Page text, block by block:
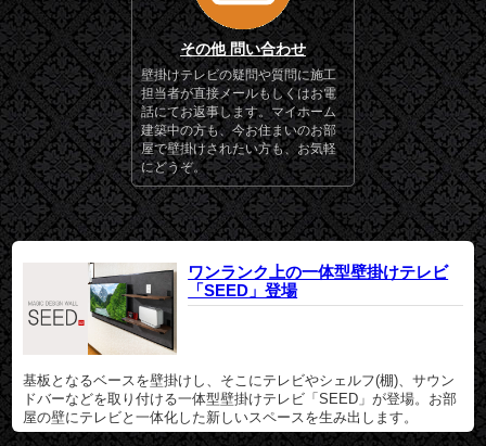
その他 問い合わせ
壁掛けテレビの疑問や質問に施工
担当者が直接メールもしくはお電
話にてお返事します。マイホーム
建築中の方も、今お住まいのお部
屋で壁掛けされたい方も、お気軽
にどうぞ。
ワンランク上の一体型壁掛けテレビ
「SEED」登場
基板となるベースを壁掛けし、そこにテレビやシェルフ(棚)、サウン
ドバーなどを取り付ける一体型壁掛けテレビ「SEED」が登場。お部
屋の壁にテレビと一体化した新しいスペースを生み出します。